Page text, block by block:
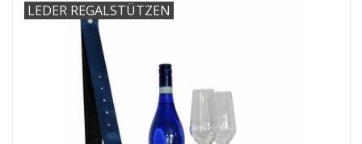
LEDER REGALSTÜTZEN